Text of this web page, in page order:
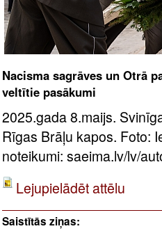
Nacisma sagrāves un Otrā
veltītie pasākumi
2025.gada 8.maijs.
Rīgas Brāļu kapos. Foto:
noteikumi: saeima.lv/lv/
Lejupielādēt attēlu
Saistītās ziņas: